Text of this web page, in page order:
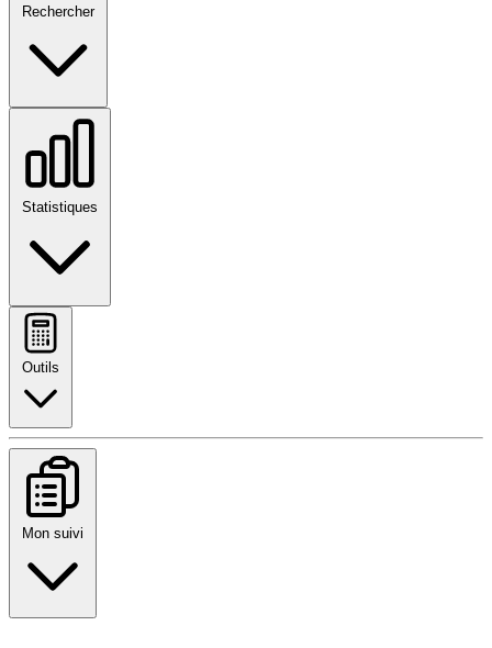
Rechercher
Statistiques
Outils
Mon suivi